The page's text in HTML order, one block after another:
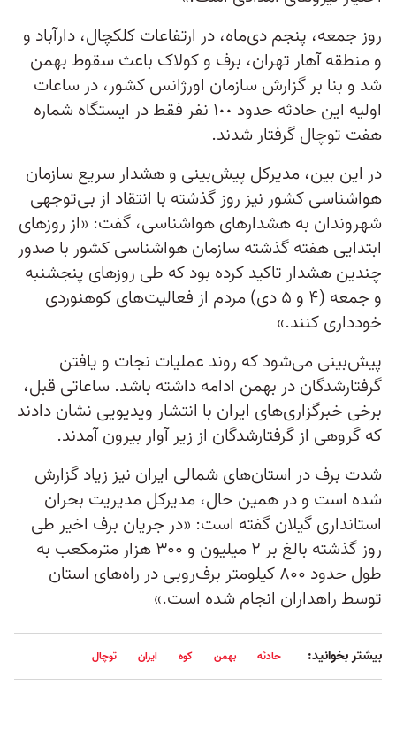
روز جمعه، پنجم دی‌ماه، در ارتفاعات کلکچال، دارآباد و
و منطقه آهار تهران، برف و کولاک باعث سقوط بهمن
شد و بنا بر گزارش سازمان اورژانس کشور، در ساعات
اولیه این حادثه حدود ١٠٠ نفر فقط در ایستگاه شماره
هفت توچال گرفتار شدند.
در این بین، مدیرکل پیش‌بینی و هشدار سریع سازمان
هواشناسی کشور نیز روز گذشته با انتقاد از بی‌توجهی
شهروندان به هشدارهای هواشناسی، گفت: «از روزهای
ابتدایی هفته گذشته سازمان هواشناسی کشور با صدور
چندین هشدار تاکید کرده بود که طی روزهای پنجشنبه
و جمعه (۴ و ۵ دی) مردم از فعالیت‌های کوهنوردی
خودداری کنند.»
پیش‌بینی می‌شود که روند عملیات نجات و یافتن
گرفتارشدگان در بهمن ادامه داشته باشد. ساعاتی قبل،
برخی خبرگزاری‌های ایران با انتشار ویدیویی نشان دادند
که گروهی از گرفتارشدگان از زیر آوار بیرون آمدند.
شدت برف در استان‌های شمالی ایران نیز زیاد گزارش
شده است و در همین ‌حال، مدیرکل مدیریت بحران
استانداری گیلان گفته است: «در جریان برف اخیر طی
روز گذشته بالغ بر ۲ میلیون و ۳۰۰ هزار مترمکعب به
طول حدود ۸۰۰ کیلومتر برف‌روبی در راه‌های استان
توسط راهداران انجام شده است.»
بیشتر بخوانید: حادثه بهمن کوه ایران توچال